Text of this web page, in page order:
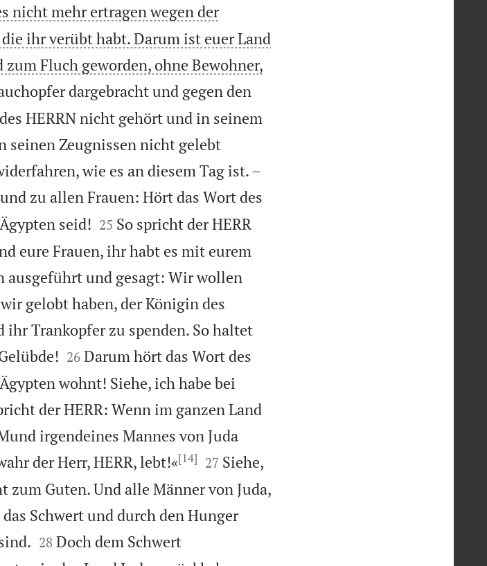
nicht mehr ertragen wegen der
ihr verübt habt. Darum ist euer Land
Fluch geworden, ohne Bewohner,
dargebracht und gegen den
HERRN nicht gehört und in seinem
seinen Zeugnissen nicht gelebt
wie es an diesem Tag ist. –
zu allen Frauen: Hört das Wort des
seid!
25 So spricht der HERR
eure Frauen, ihr habt es mit eurem
ausgeführt und gesagt: Wir wollen
gelobt haben, der Königin des
Trankopfer zu spenden. So haltet

26 Darum hört das Wort des
wohnt! Siehe, ich habe bei
der HERR: Wenn im ganzen Land
irgendeines Mannes von Juda
der Herr, HERR, lebt!«[14]
27 Siehe,
zum Guten. Und alle Männer von Juda,
Schwert und durch den Hunger

28 Doch dem Schwert